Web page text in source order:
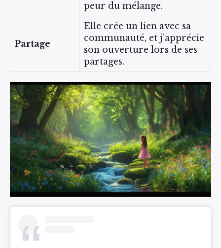
peur du mélange.
Partage
Elle crée un lien avec sa
communauté, et j’apprécie
son ouverture lors de ses
partages.